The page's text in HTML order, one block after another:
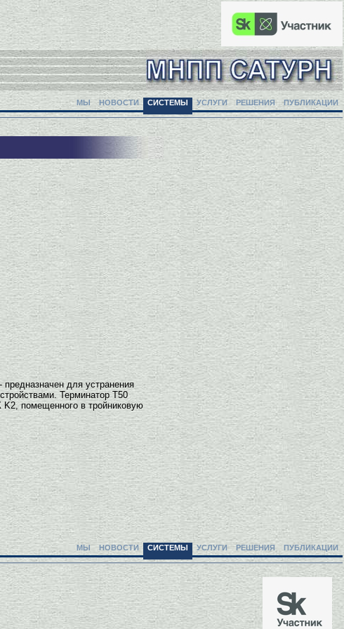
МЫ НОВОСТИ СИСТЕМЫ УСЛУГИ РЕШЕНИЯ ПУБЛИКАЦИИ
для устранения
Терминатор Т50
K2, помещенного в тройниковую
МЫ НОВОСТИ СИСТЕМЫ УСЛУГИ РЕШЕНИЯ ПУБЛИКАЦИИ